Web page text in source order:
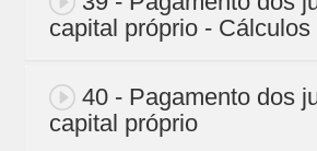
capital próprio - Cálculos
40 - Pagamento dos
capital próprio